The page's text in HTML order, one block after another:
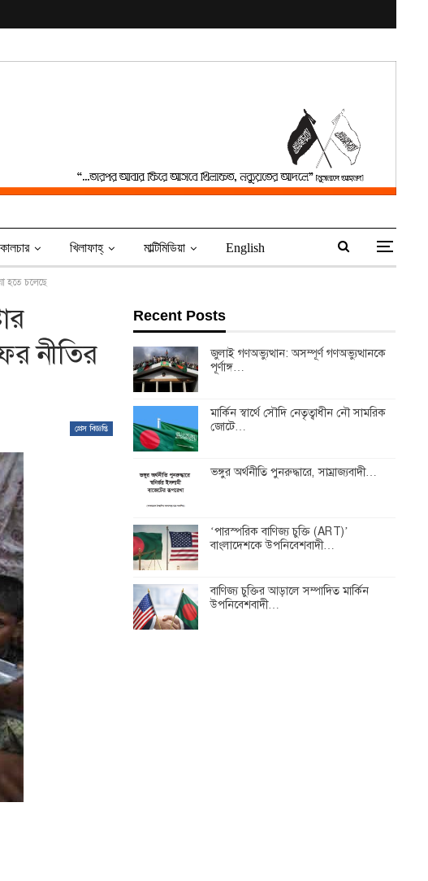
কালচার খিলাফাহ্‌ মাল্টিমিডিয়া English
হতে চলেছে
নীতির
প্রেস বিজ্ঞপ্তি
Recent Posts
জুলাই গণঅভ্যুত্থান: অসম্পূর্ণ গণঅভ্যুত্থানকে
পূর্ণাঙ্গ…
মার্কিন স্বার্থে সৌদি নেতৃত্বাধীন নৌ সামরিক
জোটে…
ভঙ্গুর অর্থনীতি পুনরুদ্ধারে, সাম্রাজ্যবাদী…
‘পারস্পরিক বাণিজ্য চুক্তি (ART)’
বাংলাদেশকে উপনিবেশবাদী…
বাণিজ্য চুক্তির আড়ালে সম্পাদিত মার্কিন
উপনিবেশবাদী…